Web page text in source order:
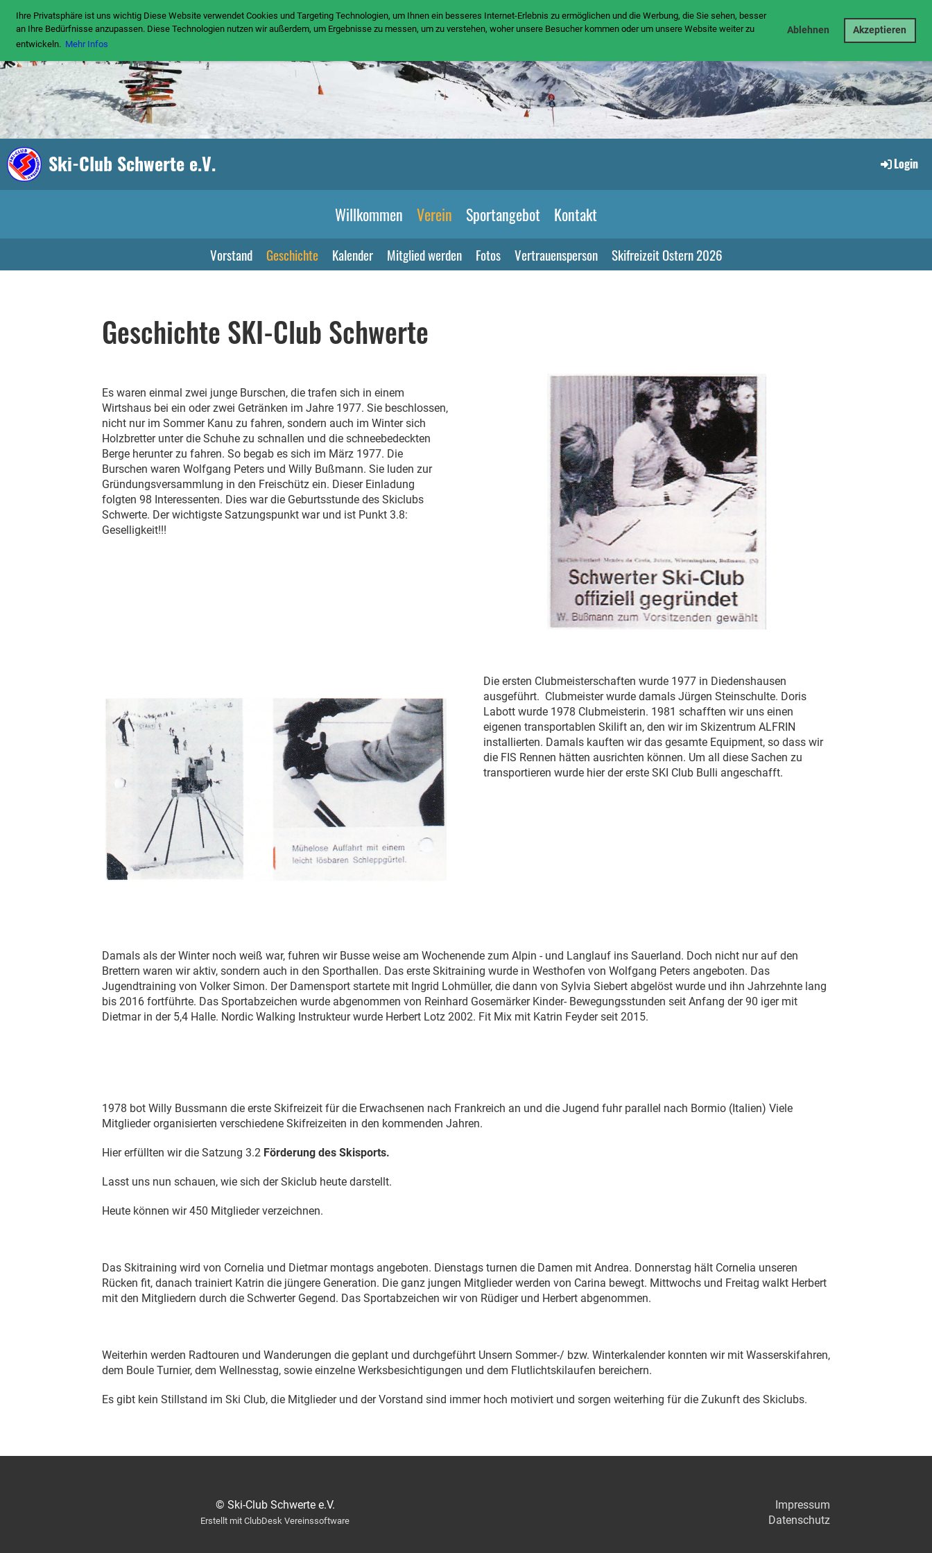
Ihre Privatsphäre ist uns wichtig Diese Website verwendet Cookies und Targeting Technologien, um Ihnen ein besseres Internet-Erlebnis zu ermöglichen und die Werbung, die Sie sehen, besser
an Ihre Bedürfnisse anzupassen. Diese Technologien nutzen wir außerdem, um Ergebnisse zu messen, um zu verstehen, woher unsere Besucher kommen oder um unsere Website weiter zu
entwickeln. Mehr Infos
Ablehnen Akzeptieren
Ski-Club Schwerte e.V. Login
Willkommen Verein Sportangebot Kontakt
Vorstand Geschichte Kalender Mitglied werden Fotos Vertrauensperson Skifreizeit Ostern 2026
Geschichte SKI-Club Schwerte
Es waren einmal zwei junge Burschen, die trafen sich in einem
Wirtshaus bei ein oder zwei Getränken im Jahre 1977. Sie beschlossen,
nicht nur im Sommer Kanu zu fahren, sondern auch im Winter sich
Holzbretter unter die Schuhe zu schnallen und die schneebedeckten
Berge herunter zu fahren. So begab es sich im März 1977. Die
Burschen waren Wolfgang Peters und Willy Bußmann. Sie luden zur
Gründungsversammlung in den Freischütz ein. Dieser Einladung
folgten 98 Interessenten. Dies war die Geburtsstunde des Skiclubs
Schwerte. Der wichtigste Satzungspunkt war und ist Punkt 3.8:
Geselligkeit!!!
Die ersten Clubmeisterschaften wurde 1977 in Diedenshausen
ausgeführt. Clubmeister wurde damals Jürgen Steinschulte. Doris
Labott wurde 1978 Clubmeisterin. 1981 schafften wir uns einen
eigenen transportablen Skilift an, den wir im Skizentrum ALFRIN
installierten. Damals kauften wir das gesamte Equipment, so dass wir
die FIS Rennen hätten ausrichten können. Um all diese Sachen zu
transportieren wurde hier der erste SKI Club Bulli angeschafft.
Damals als der Winter noch weiß war, fuhren wir Busse weise am Wochenende zum Alpin - und Langlauf ins Sauerland. Doch nicht nur auf den
Brettern waren wir aktiv, sondern auch in den Sporthallen. Das erste Skitraining wurde in Westhofen von Wolfgang Peters angeboten. Das
Jugendtraining von Volker Simon. Der Damensport startete mit Ingrid Lohmüller, die dann von Sylvia Siebert abgelöst wurde und ihn Jahrzehnte lang
bis 2016 fortführte. Das Sportabzeichen wurde abgenommen von Reinhard Gosemärker Kinder- Bewegungsstunden seit Anfang der 90 iger mit
Dietmar in der 5,4 Halle. Nordic Walking Instrukteur wurde Herbert Lotz 2002. Fit Mix mit Katrin Feyder seit 2015.
1978 bot Willy Bussmann die erste Skifreizeit für die Erwachsenen nach Frankreich an und die Jugend fuhr parallel nach Bormio (Italien) Viele
Mitglieder organisierten verschiedene Skifreizeiten in den kommenden Jahren.
Hier erfüllten wir die Satzung 3.2 Förderung des Skisports.
Lasst uns nun schauen, wie sich der Skiclub heute darstellt.
Heute können wir 450 Mitglieder verzeichnen.
Das Skitraining wird von Cornelia und Dietmar montags angeboten. Dienstags turnen die Damen mit Andrea. Donnerstag hält Cornelia unseren
Rücken fit, danach trainiert Katrin die jüngere Generation. Die ganz jungen Mitglieder werden von Carina bewegt. Mittwochs und Freitag walkt Herbert
mit den Mitgliedern durch die Schwerter Gegend. Das Sportabzeichen wir von Rüdiger und Herbert abgenommen.
Weiterhin werden Radtouren und Wanderungen die geplant und durchgeführt Unsern Sommer-/ bzw. Winterkalender konnten wir mit Wasserskifahren,
dem Boule Turnier, dem Wellnesstag, sowie einzelne Werksbesichtigungen und dem Flutlichtskilaufen bereichern.
Es gibt kein Stillstand im Ski Club, die Mitglieder und der Vorstand sind immer hoch motiviert und sorgen weiterhing für die Zukunft des Skiclubs.
© Ski-Club Schwerte e.V.
Erstellt mit ClubDesk Vereinssoftware
Impressum
Datenschutz